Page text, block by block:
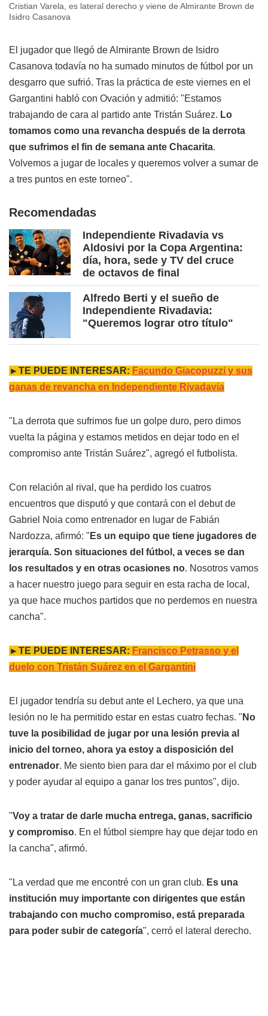
Cristian Varela, es lateral derecho y viene de Almirante Brown de
Isidro Casanova
El jugador que llegó de Almirante Brown de Isidro
Casanova todavía no ha sumado minutos de fútbol por un
desgarro que sufrió. Tras la práctica de este viernes en el
Gargantini habló con Ovación y admitió: "Estamos
trabajando de cara al partido ante Tristán Suárez. Lo
tomamos como una revancha después de la derrota
que sufrimos el fin de semana ante Chacarita.
Volvemos a jugar de locales y queremos volver a sumar de
a tres puntos en este torneo".
Recomendadas
Independiente Rivadavia vs
Aldosivi por la Copa Argentina:
día, hora, sede y TV del cruce
de octavos de final
Alfredo Berti y el sueño de
Independiente Rivadavia:
"Queremos lograr otro título"
►TE PUEDE INTERESAR: Facundo Giacopuzzi y sus
ganas de revancha en Independiente Rivadavia
"La derrota que sufrimos fue un golpe duro, pero dimos
vuelta la página y estamos metidos en dejar todo en el
compromiso ante Tristán Suárez", agregó el futbolista.
Con relación al rival, que ha perdido los cuatros
encuentros que disputó y que contará con el debut de
Gabriel Noia como entrenador en lugar de Fabián
Nardozza, afirmó: " Es un equipo que tiene jugadores de
jerarquía. Son situaciones del fútbol, a veces se dan
los resultados y en otras ocasiones no. Nosotros vamos
a hacer nuestro juego para seguir en esta racha de local,
ya que hace muchos partidos que no perdemos en nuestra
cancha".
►TE PUEDE INTERESAR: Francisco Petrasso y el
duelo con Tristán Suárez en el Gargantini
El jugador tendría su debut ante el Lechero, ya que una
lesión no le ha permitido estar en estas cuatro fechas. " No
tuve la posibilidad de jugar por una lesión previa al
inicio del torneo, ahora ya estoy a disposición del
entrenador. Me siento bien para dar el máximo por el club
y poder ayudar al equipo a ganar los tres puntos", dijo.
"Voy a tratar de darle mucha entrega, ganas, sacrificio
y compromiso. En el fútbol siempre hay que dejar todo en
la cancha", afirmó.
"La verdad que me encontré con un gran club. Es una
institución muy importante con dirigentes que están
trabajando con mucho compromiso, está preparada
para poder subir de categoría", cerró el lateral derecho.